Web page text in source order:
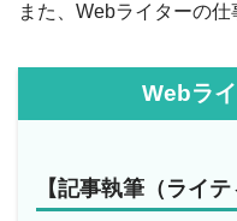
また、Webライターの仕
Webラ
【記事執筆（ライテ